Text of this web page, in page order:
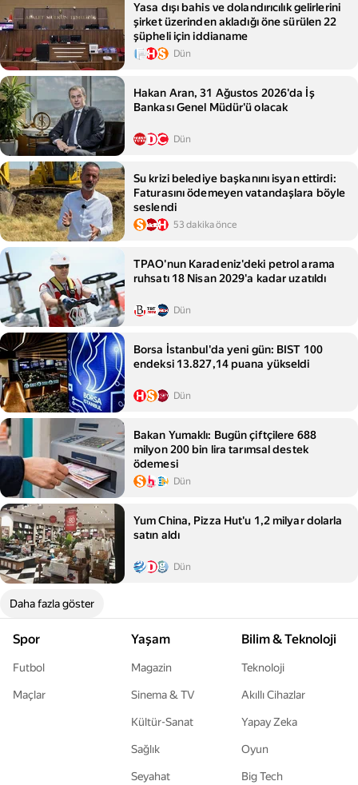
Yasa dışı bahis ve dolandırıcılık gelirlerini
şirket üzerinden akladığı öne sürülen 22
şüpheli için iddianame
Dün
Hakan Aran, 31 Ağustos 2026'da İş
Bankası Genel Müdür'ü olacak
Dün
Su krizi belediye başkanını isyan ettirdi:
Faturasını ödemeyen vatandaşlara böyle
seslendi
53 dakika önce
TPAO'nun Karadeniz'deki petrol arama
ruhsatı 18 Nisan 2029'a kadar uzatıldı
Dün
Borsa İstanbul'da yeni gün: BIST 100
endeksi 13.827,14 puana yükseldi
Dün
Bakan Yumaklı: Bugün çiftçilere 688
milyon 200 bin lira tarımsal destek
ödemesi
Dün
Yum China, Pizza Hut'u 1,2 milyar dolarla
satın aldı
Dün
Daha fazla göster
Spor
Futbol
Maçlar
Yaşam
Magazin
Sinema & TV
Kültür-Sanat
Sağlık
Seyahat
Bilim & Teknoloji
Teknoloji
Akıllı Cihazlar
Yapay Zeka
Oyun
Big Tech